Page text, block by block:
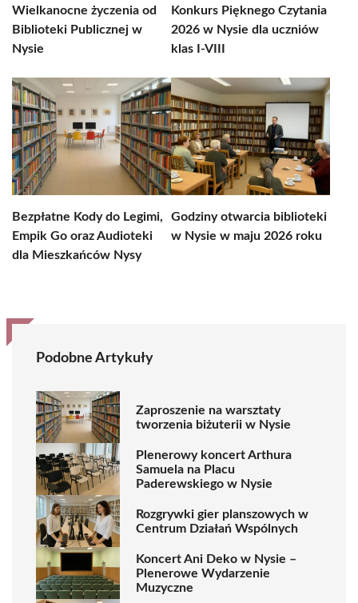
Wielkanocne życzenia od
Biblioteki Publicznej w
Nysie
Konkurs Pięknego Czytania
2026 w Nysie dla uczniów
klas I-VIII
Bezpłatne Kody do Legimi,
Empik Go oraz Audioteki
dla Mieszkańców Nysy
Godziny otwarcia biblioteki
w Nysie w maju 2026 roku
Podobne Artykuły
Zaproszenie na warsztaty
tworzenia biżuterii w Nysie
Plenerowy koncert Arthura
Samuela na Placu
Paderewskiego w Nysie
Rozgrywki gier planszowych w
Centrum Działań Wspólnych
Koncert Ani Deko w Nysie –
Plenerowe Wydarzenie
Muzyczne